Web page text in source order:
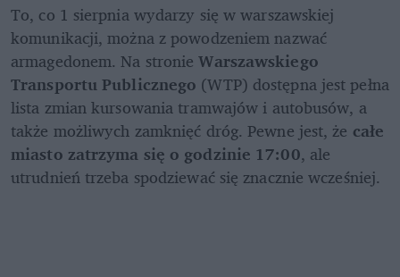
To, co 1 sierpnia wydarzy się w warszawskiej
komunikacji, można z powodzeniem nazwać
armagedonem. Na stronie Warszawskiego
Transportu Publicznego (WTP) dostępna jest pełna
lista zmian kursowania tramwajów i autobusów, a
także możliwych zamknięć dróg. Pewne jest, że całe
miasto zatrzyma się o godzinie 17:00, ale
utrudnień trzeba spodziewać się znacznie wcześniej.